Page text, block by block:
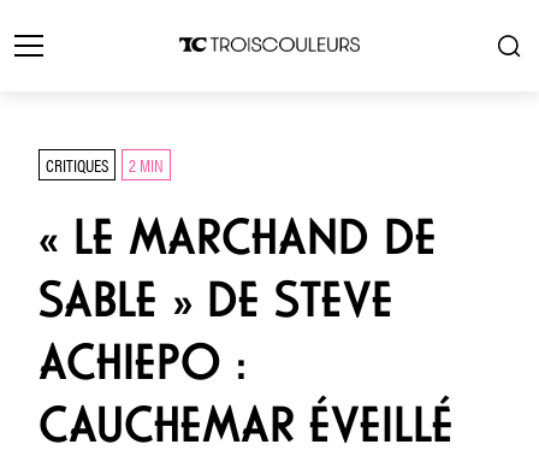
CRITIQUES 2 MIN
« LE MARCHAND DE
SABLE » DE STEVE
ACHIEPO :
CAUCHEMAR ÉVEILLÉ